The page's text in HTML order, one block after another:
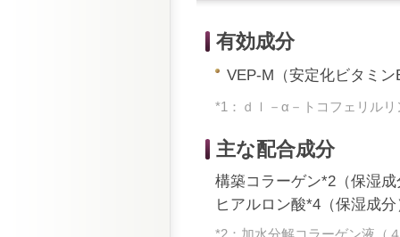
有効成分
VEP-M（安定化ビタミ
*1：ｄｌ－α－トコフェリル
主な配合成分
構築コラーゲン*2（保湿
ヒアルロン酸*4（保湿成分
*2：加水分解コラーゲン液（